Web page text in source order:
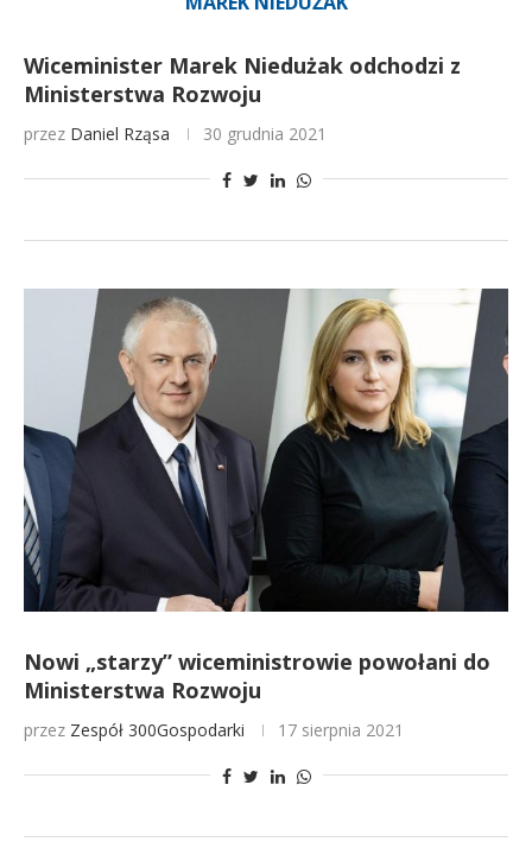
Wiceminister Marek Niedużak odchodzi z
Ministerstwa Rozwoju
przez Daniel Rząsa 30 grudnia 2021
Nowi „starzy” wiceministrowie powołani do
Ministerstwa Rozwoju
przez Zespół 300Gospodarki 17 sierpnia 2021